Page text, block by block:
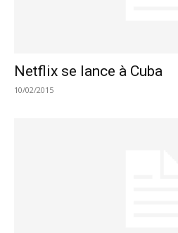
Netflix se lance à Cuba
10/02/2015